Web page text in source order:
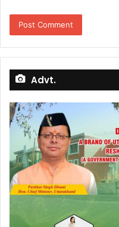
Advt.